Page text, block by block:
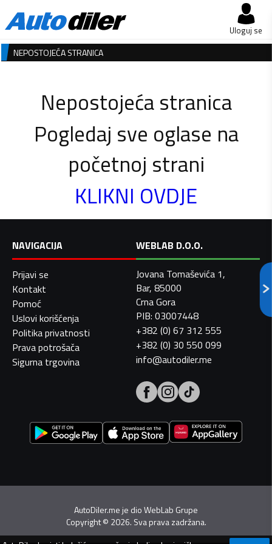
Uloguj se
NEPOSTOJEĆA STRANICA
Nepostojeća stranica
Pogledaj sve oglase na
početnoj strani
KLIKNI OVDJE
NAVIGACIJA
Prijavi se
Kontakt
Pomoć
Uslovi korišćenja
Politika privatnosti
Prava potrošača
Sigurna trgovina
WEBLAB D.O.O.
Jovana Tomaševića 1,
Bar, 85000
Crna Gora
PIB: 03007448
+382 (0) 67 312 555
+382 (0) 30 550 099
info@autodiler.me
AutoDiler.me je dioWebLab Grupe
Copyright© 2026. Sva prava zadržana.